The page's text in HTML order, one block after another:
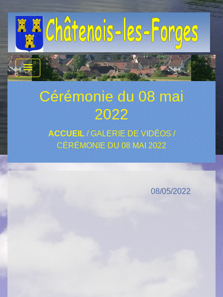
menu
Cérémonie du 08 mai
2022
ACCUEIL/GALERIE DE VIDÉOS /
CÉRÉMONIE DU 08 MAI 2022
08/05/2022